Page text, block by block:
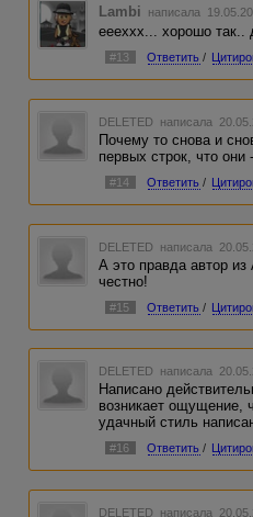
Lambi написала
еееххх... хорошо так..
#13 Ответить /
DELETED написала
Почему то снова и
первых строк, что
#14 Ответить /
DELETED написала
А это правда автор
честно!
#15 Ответить /
DELETED написала
Написано
возникает ощущение,
удачный стиль
#16 Ответить /
DELETED написала